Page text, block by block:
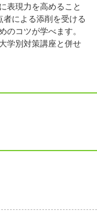
表現力を高めること
による添削を受ける
のコツが学べます。
学別対策講座と併せ